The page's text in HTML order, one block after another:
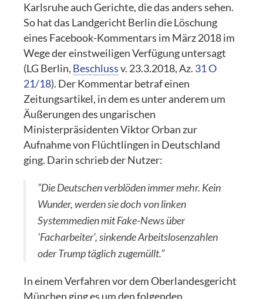
Karlsruhe auch Gerichte, die das anders sehen.
So hat das Landgericht Berlin die Löschung
eines Facebook-Kommentars im März 2018 im
Wege der einstweiligen Verfügung untersagt
(LG Berlin, Beschlussv. 23.3.2018, Az. 31 O
21/18). Der Kommentar betraf einen
Zeitungsartikel, in dem es unter anderem um
Äußerungen des ungarischen
Ministerpräsidenten Viktor Orban zur
Aufnahme von Flüchtlingen in Deutschland
ging. Darin schrieb der Nutzer:
“Die Deutschen verblöden immer mehr. Kein
Wunder, werden sie doch von linken
Systemmedien mit Fake-News über
‘Facharbeiter’, sinkende Arbeitslosenzahlen
oder Trump täglich zugemüllt.”
In einem Verfahren vor dem Oberlandesgericht
München ging es um den folgenden